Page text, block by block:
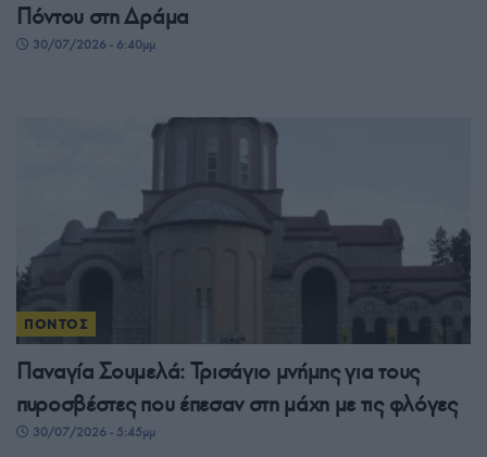
Πόντου στη Δράμα
30/07/2026 - 6:40μμ
ΠΟΝΤΟΣ
Παναγία Σουμελά: Τρισάγιο μνήμης για τους
πυροσβέστες που έπεσαν στη μάχη με τις φλόγες
30/07/2026 - 5:45μμ